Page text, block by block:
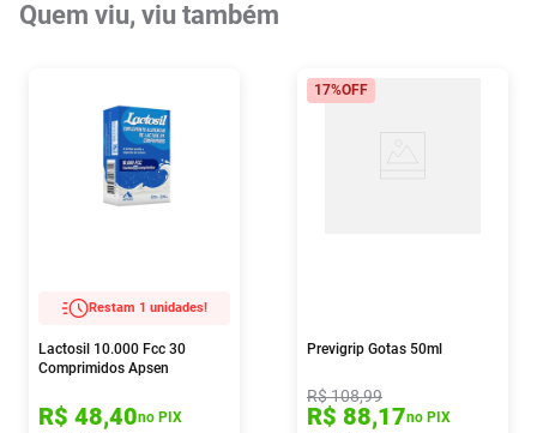
Quem viu, viu também
Restam 1 unidades!
Lactosil 10.000 Fcc 30
Comprimidos Apsen
R$ 48,40no PIX
17%OFF
Previgrip Gotas 50ml
R$108,99
R$ 88,17no PIX